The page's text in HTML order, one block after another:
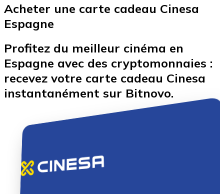
Ethereum
Acheter une carte cadeau Cinesa
Espagne
Profitez du meilleur cinéma en
Espagne avec des cryptomonnaies :
recevez votre carte cadeau Cinesa
instantanément sur Bitnovo.